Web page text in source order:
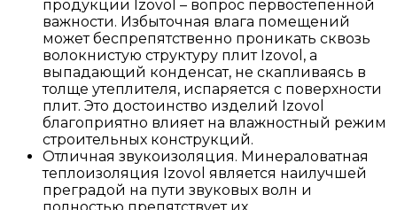
продукции Izovol – вопрос первостепенной
важности. Избыточная влага помещений
может беспрепятственно проникать сквозь
волокнистую структуру плит Izovol, а
выпадающий конденсат, не скапливаясь в
толще утеплителя, испаряется с поверхности
плит. Это достоинство изделий Izovol
благоприятно влияет на влажностный режим
строительных конструкций.
Отличная звукоизоляция. Минераловатная
теплоизоляция Izovol является наилучшей
преградой на пути звуковых волн и